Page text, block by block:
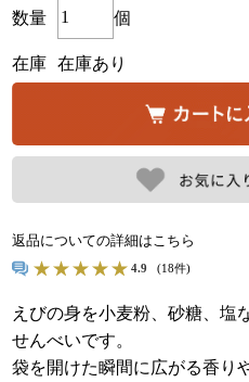
数量 個
在庫 在庫あり
返品についての詳細はこちら
4.9 (18件)
えびの身を小麦粉、砂糖、塩
せんべいです。
袋を開けた瞬間に広がる香り